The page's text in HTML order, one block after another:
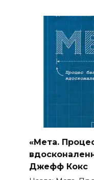
«Мета.
Джефф Кокс